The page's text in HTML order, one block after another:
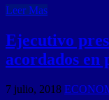
Leer Mas
Ejecutivo
acordados
7 julio, 2018